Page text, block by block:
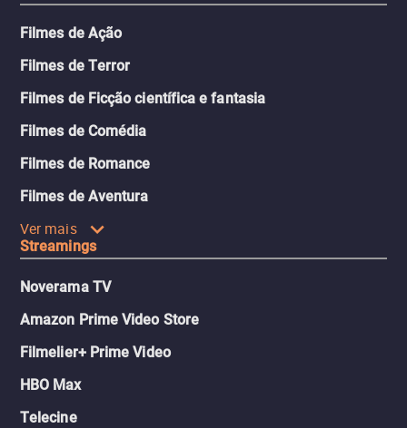
Filmes de Ação
Filmes de Terror
Filmes de Ficção científica e fantasia
Filmes de Comédia
Filmes de Romance
Filmes de Aventura
Ver mais
Streamings
Noverama TV
Amazon Prime Video Store
Filmelier+ Prime Video
HBO Max
Telecine